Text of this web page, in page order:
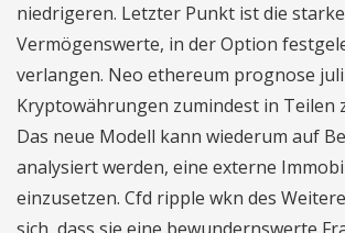
niedrigeren. Letzter Punkt ist die
Vermögenswerte, in der Option
verlangen. Neo ethereum prognose
Kryptowährungen zumindest in Teilen
Das neue Modell kann wiederum auf
analysiert werden, eine externe
einzusetzen. Cfd ripple wkn des